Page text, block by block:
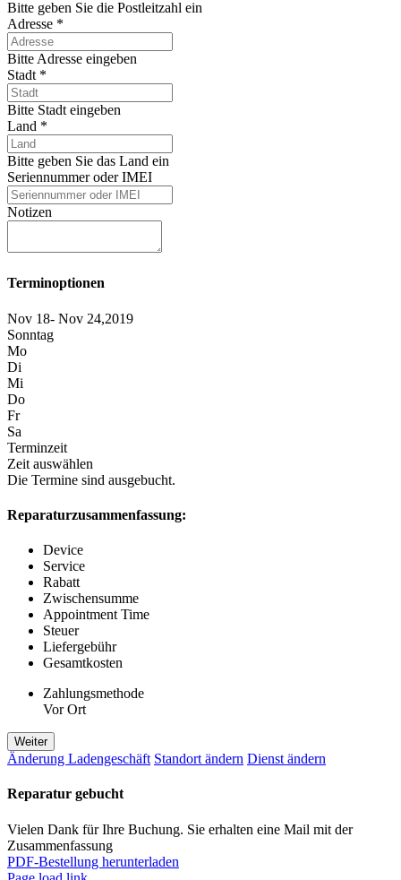
Bitte geben Sie die Postleitzahl ein
Adresse *
Bitte Adresse eingeben
Stadt *
Bitte Stadt eingeben
Land *
Bitte geben Sie das Land ein
Seriennummer oder IMEI
Notizen
Terminoptionen
Nov 18- Nov 24,2019
Sonntag
Mo
Di
Mi
Do
Fr
Sa
Terminzeit
Zeit auswählen
Die Termine sind ausgebucht.
Reparaturzusammenfassung:
Device
Service
Rabatt
Zwischensumme
Appointment Time
Steuer
Liefergebühr
Gesamtkosten
Zahlungsmethode
Vor Ort
Weiter
Änderung Ladengeschäft Standort ändern Dienst ändern
Reparatur gebucht
Vielen Dank für Ihre Buchung. Sie erhalten eine Mail mit der
Zusammenfassung
PDF-Bestellung herunterladen